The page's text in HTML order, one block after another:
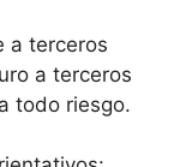
a terceros
a terceros
todo riesgo.